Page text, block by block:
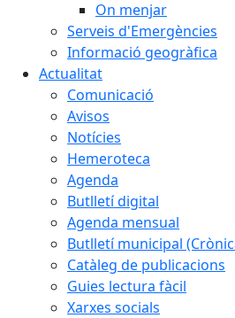
On menjar
Serveis d'Emergències
Informació geogràfica
Actualitat
Comunicació
Avisos
Notícies
Hemeroteca
Agenda
Butlletí digital
Agenda mensual
Butlletí municipal
Catàleg de publicacions
Guies lectura fàcil
Xarxes socials